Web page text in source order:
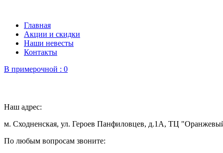
Главная
Акции и скидки
Наши невесты
Контакты
В примерочной : 0
Наш адрес:
м. Сходненская, ул. Героев Панфиловцев, д.1А, ТЦ
По любым вопросам звоните: